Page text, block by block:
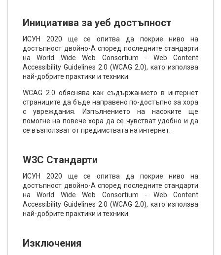
Инициатива за уеб достъпност
ИСУН 2020 ще се опитва да покрие ниво на
достъпност двойно-А според последните стандарти
на World Wide Web Consortium - Web Content
Accessibility Guidelines 2.0 (WCAG 2.0), като използва
най-добрите практики и техники.
WCAG 2.0 обяснява как съдържанието в интернет
страниците да бъде направено по-достъпно за хора
с увреждания. Изпълнението на насоките ще
помогне на повече хора да се чувстват удобно и да
се възползват от предимствата на интернет.
W3C Стандарти
ИСУН 2020 ще се опитва да покрие ниво на
достъпност двойно-А според последните стандарти
на World Wide Web Consortium - Web Content
Accessibility Guidelines 2.0 (WCAG 2.0), като използва
най-добрите практики и техники.
Изключения